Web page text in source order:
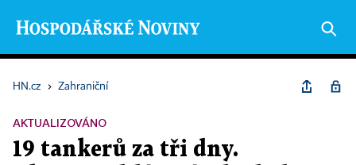
HN.cz › Zahraniční
AKTUALIZOVÁNO
19 tankerů za tři dny.